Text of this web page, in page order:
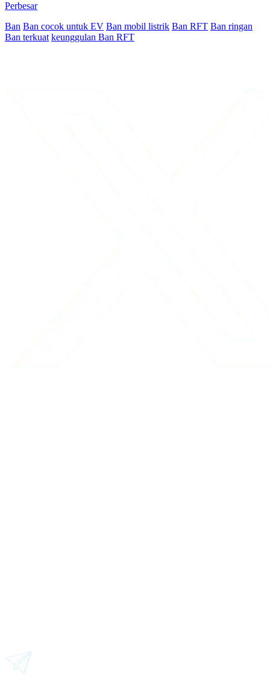
Perbesar
Ban Ban cocok untuk EV Ban mobil listrik Ban RFT Ban ringan
Ban terkuat keunggulan Ban RFT